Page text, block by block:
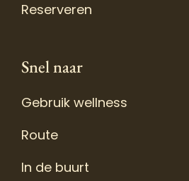
Reserveren
Snel naar
Gebruik wellness
Route
In de buurt